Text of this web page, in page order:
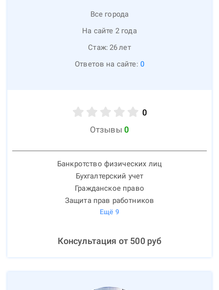
Все города
На сайте 2 года
Стаж: 26лет
Ответов на сайте: 0
0
Отзывы 0
Банкротство физических лиц
Бухгалтерский учет
Гражданское право
Защита прав работников
Ещё 9
Консультация от 500руб